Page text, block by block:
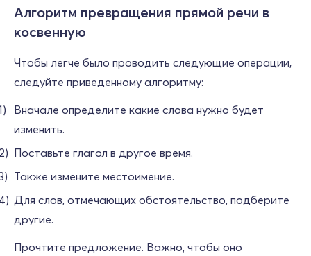
Алгоритм превращения прямой речи в
косвенную
Чтобы легче было проводить следующие операции,
следуйте приведенному алгоритму:
Вначале определите какие слова нужно будет
изменить.
Поставьте глагол в другое время.
Также измените местоимение.
Для слов, отмечающих обстоятельство, подберите
другие.
Прочтите предложение. Важно, чтобы оно